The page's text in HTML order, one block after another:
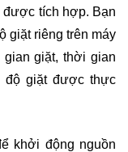
được tích hợp. Bạn
giặt riêng trên máy
gian giặt, thời gian
độ giặt được thực
khởi động nguồn